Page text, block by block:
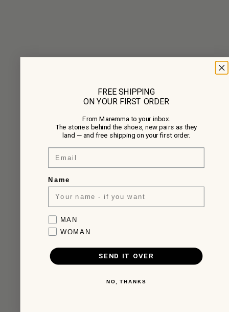
FREE SHIPPING
ON YOUR FIRST ORDER
From Maremma to your inbox.
The stories behind the shoes, new pairs as they
land — and free shipping on your first order.
Email
Name
Favorite collection
MAN
WOMAN
SEND IT OVER
NO, THANKS